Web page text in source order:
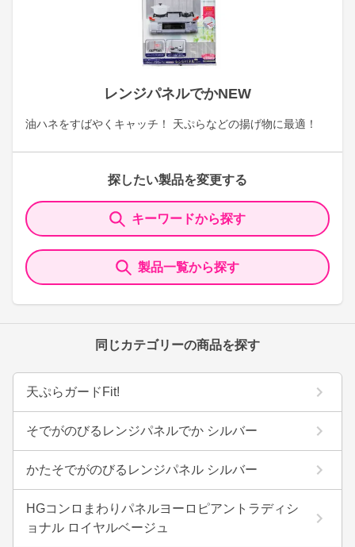
レンジパネルでかNEW
油ハネをすばやくキャッチ！ 天ぷらなどの揚げ物に最適！
探したい製品を変更する
キーワードから探す
製品一覧から探す
同じカテゴリーの商品を探す
天ぷらガードFit!
そでがのびるレンジパネルでか シルバー
かたそでがのびるレンジパネル シルバー
HGコンロまわりパネルヨーロピアントラディシ
ョナル ロイヤルベージュ